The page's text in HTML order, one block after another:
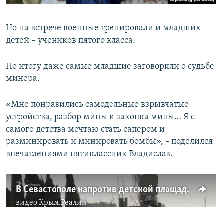
Но на встрече военные тренировали и младших
детей – учеников пятого класса.
По итогу даже самые младшие заговорили о судьбе
минера.
«Мне понравились самодельные взрывчатые
устройства, разбор мины и закопка мины… Я с
самого детства мечтаю стать сапером и
разминировать и минировать бомбы», – поделился
впечатлениями пятиклассник Владислав.
В Севастополе напротив детской площадки выставили военную технику (видео)
видеоКрым.Реалии